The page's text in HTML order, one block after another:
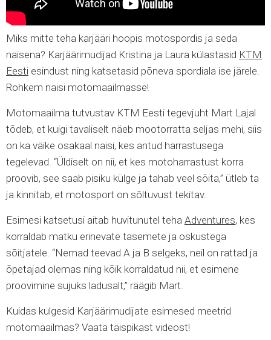
Miks mitte teha karjääri hoopis motospordis ja seda
naisena? Karjäärimudijad Kristina ja Laura külastasid KTM
Eesti esindust ning katsetasid põneva spordiala ise järele.
Rohkem naisi motomaailmasse!
Motomaailma tutvustav KTM Eesti tegevjuht Mart Lajal
tõdeb, et kuigi tavaliselt näeb mootorratta seljas mehi, siis
on ka väike osakaal naisi, kes antud harrastusega
tegelevad. “Üldiselt on nii, et kes motoharrastust korra
proovib, see saab pisiku külge ja tahab veel sõita,” ütleb ta
ja kinnitab, et motosport on sõltuvust tekitav.
Esimesi katsetusi aitab huvitunutel teha Adventures, kes
korraldab matku erinevate tasemete ja oskustega
sõitjatele. “Nemad teevad A ja B selgeks, neil on rattad ja
õpetajad olemas ning kõik korraldatud nii, et esimene
proovimine sujuks ladusalt,” räägib Mart.
Kuidas kulgesid Karjäärimudijate esimesed meetrid
motomaailmas? Vaata täispikast videost!